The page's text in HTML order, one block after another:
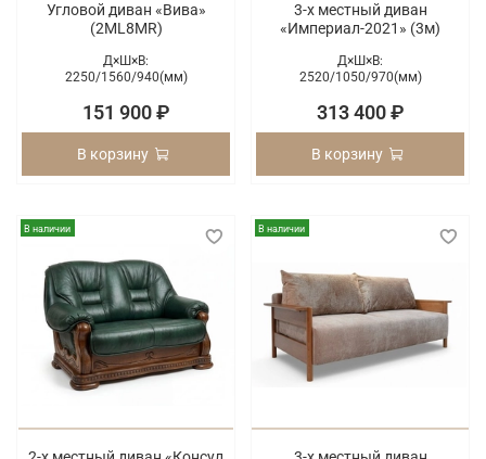
Угловой диван «Вива»
(2ML8MR)
Д×Ш×В:
2250/1560/940(мм)
151 900 ₽
В корзину
3-х местный диван
«Империал-2021» (3м)
Д×Ш×В:
2520/1050/970(мм)
313 400 ₽
В корзину
В наличии В наличии